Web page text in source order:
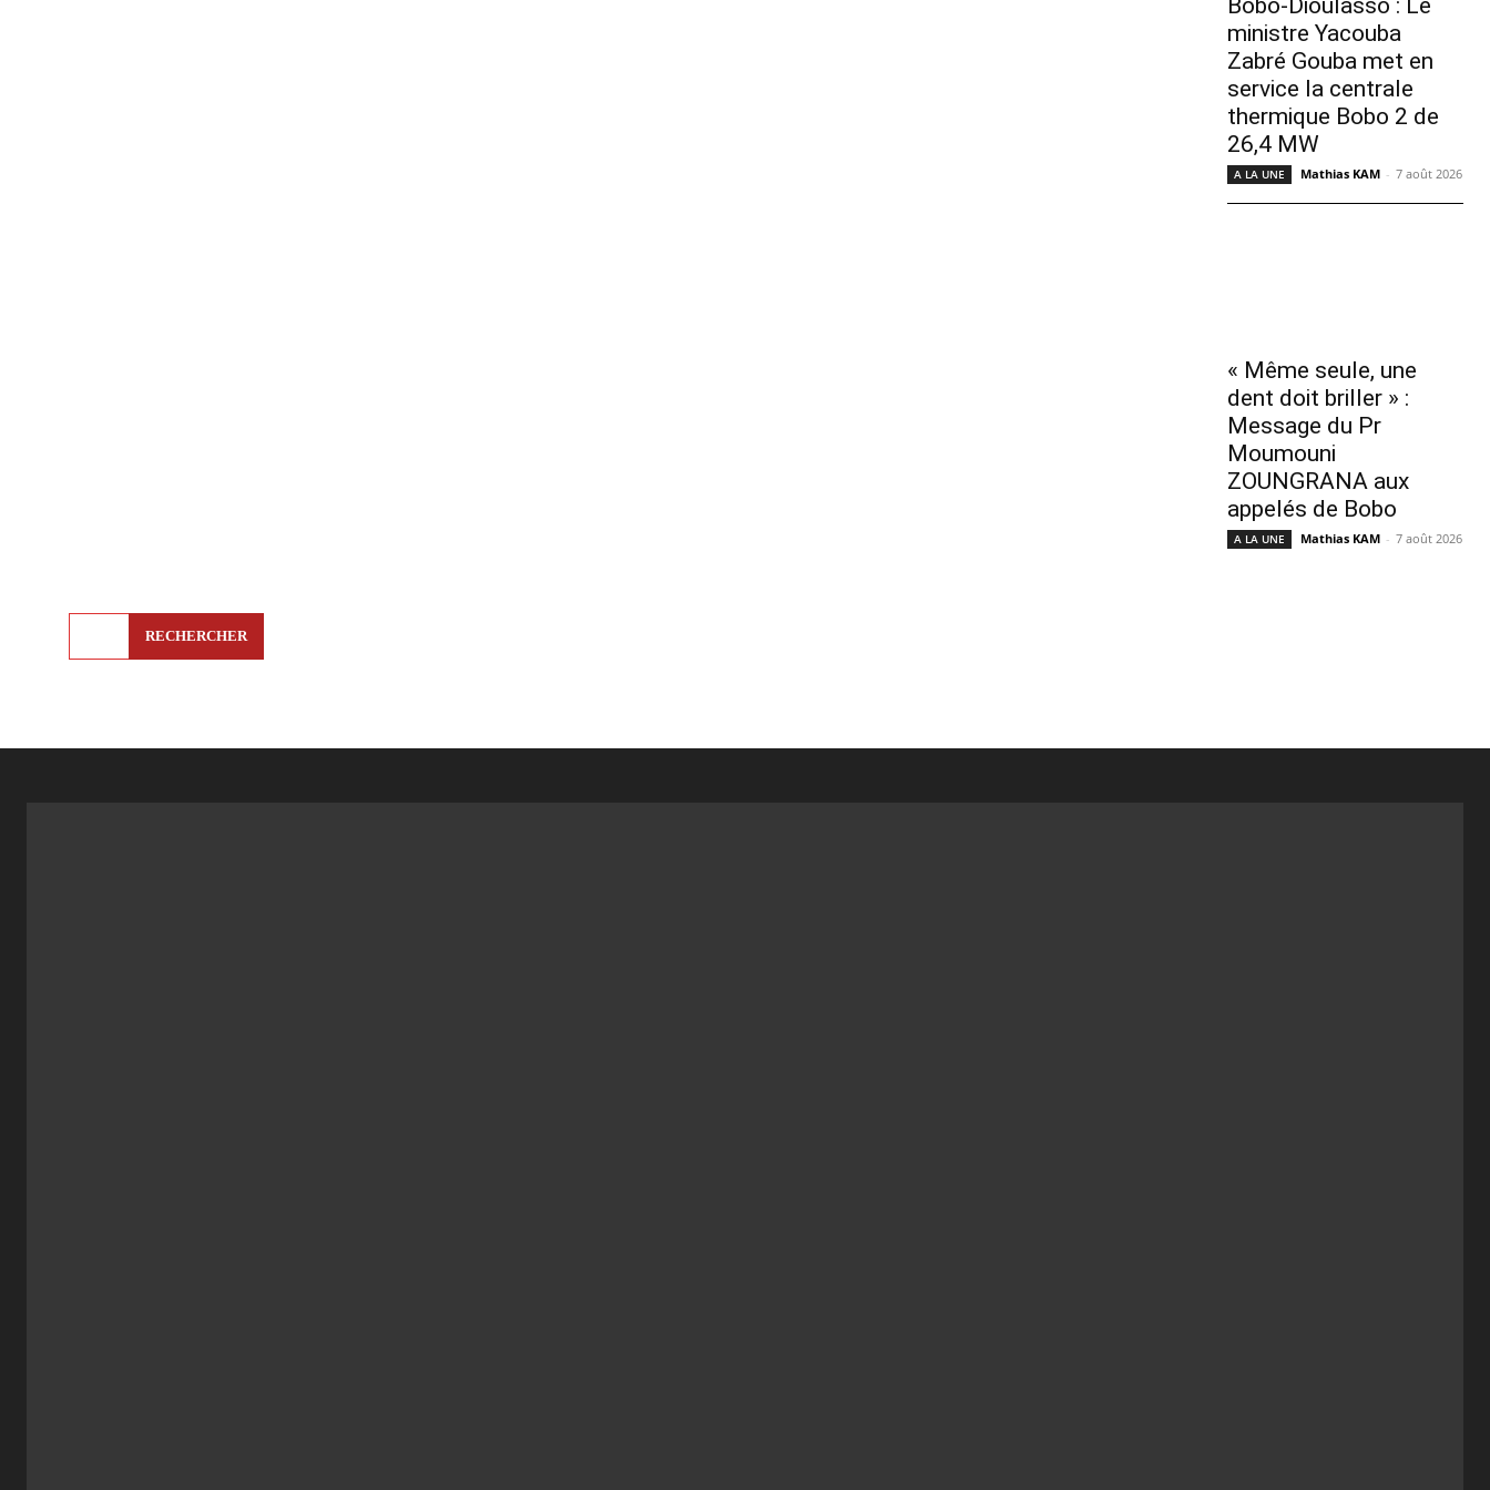
RECHERCHER
Bobo-Dioulasso : Le
ministre Yacouba
Zabré Gouba met en
service la centrale
thermique Bobo 2 de
26,4 MW
A LA UNE Mathias KAM - 7 août 2026
« Même seule, une
dent doit briller » :
Message du Pr
Moumouni
ZOUNGRANA aux
appelés de Bobo
A LA UNE Mathias KAM - 7 août 2026